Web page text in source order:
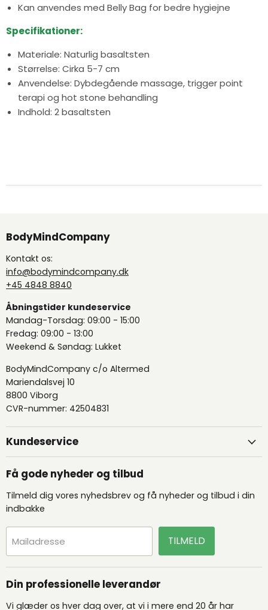
Kan anvendes med Belly Bag for bedre hygiejne
Specifikationer:
Materiale: Naturlig basaltsten
Størrelse: Cirka 5-7 cm
Anvendelse: Dybdegående massage, trigger point
terapi og hot stone behandling
Indhold: 2 basaltsten
BodyMindCompany
Kontakt os:
info@bodymindcompany.dk
+45 4848 8840
Åbningstider kundeservice
Mandag-Torsdag: 09:00 - 15:00
Fredag: 09:00 - 13:00
Weekend & Søndag: Lukket
BodyMindCompany c/o Altermed
Mariendalsvej 10
8800 Viborg
CVR-nummer: 42504831
Kundeservice
Få gode nyheder og tilbud
Tilmeld dig vores nyhedsbrev og få nyheder og tilbud i din
indbakke
Mailadresse TILMELD
Din professionelle leverandør
Vi glæder os hver dag over, at vi i mere end 20 år har